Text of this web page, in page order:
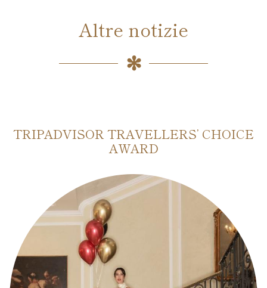
Altre notizie
TRIPADVISOR TRAVELLERS’ CHOICE
AWARD